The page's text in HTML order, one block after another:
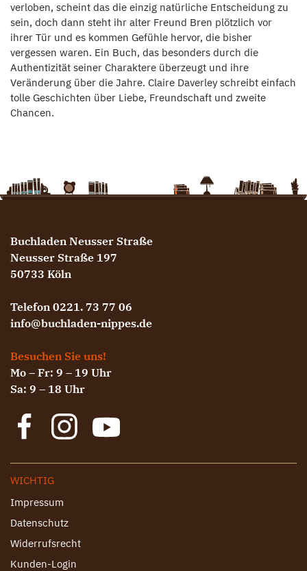
verloben, scheint das die einzig natürliche Entscheidung zu
sein, doch dann steht ihr alter Freund Bren plötzlich vor
ihrer Tür und es kommen Gefühle hervor, die bisher
vergessen waren. Ein Buch, das besonders durch die
Authentizität seiner Charaktere überzeugt und ihre
Veränderung über die Jahre. Claire Daverley schreibt einfach
tolle Geschichten über Liebe, Freundschaft und zweite
Chancen.
Buchladen Neusser Straße
Neusser Straße 197
50733 Köln
Telefon 0221. 73 77 06
info@buchladen-nippes.de
Besuchen Sie uns!
Mo – Fr: 9 – 19 Uhr
Sa: 9 – 18 Uhr
WICHTIG
Impressum
Datenschutz
Widerrufsrecht
Kunden-Login